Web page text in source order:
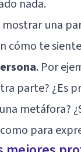
nada.
mostrar una
cómo te
. Por
parte? ¿Es
metáfora?
para